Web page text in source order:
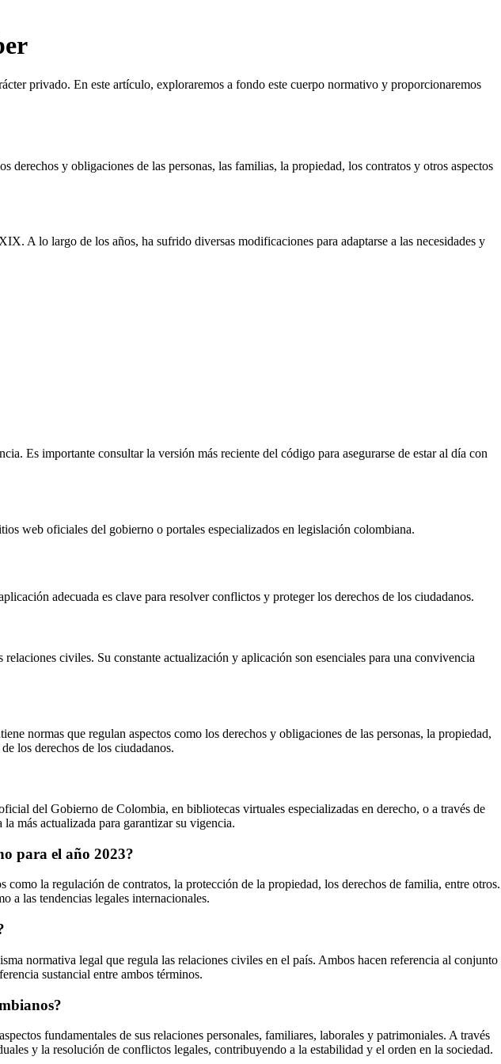
privado. En este artículo, exploraremos a fondo este cuerpo normativo y proporcionaremos
y obligaciones de las personas, las familias, la propiedad, los contratos y otros aspectos
A lo largo de los años, ha sufrido diversas modificaciones para adaptarse a las necesidades y
Es importante consultar la versión más reciente del código para asegurarse de estar al día con
web oficiales del gobierno o portales especializados en legislación colombiana.
adecuada es clave para resolver conflictos y proteger los derechos de los ciudadanos.
civiles. Su constante actualización y aplicación son esenciales para una convivencia
normas que regulan aspectos como los derechos y obligaciones de las personas, la propiedad,
los derechos de los ciudadanos.
del Gobierno de Colombia, en bibliotecas virtuales especializadas en derecho, o a través de
más actualizada para garantizar su vigencia.
para el año 2023?
la regulación de contratos, la protección de la propiedad, los derechos de familia, entre otros.
a las tendencias legales internacionales.
normativa legal que regula las relaciones civiles en el país. Ambos hacen referencia al conjunto
sustancial entre ambos términos.
fundamentales de sus relaciones personales, familiares, laborales y patrimoniales. A través
y la resolución de conflictos legales, contribuyendo a la estabilidad y el orden en la sociedad.